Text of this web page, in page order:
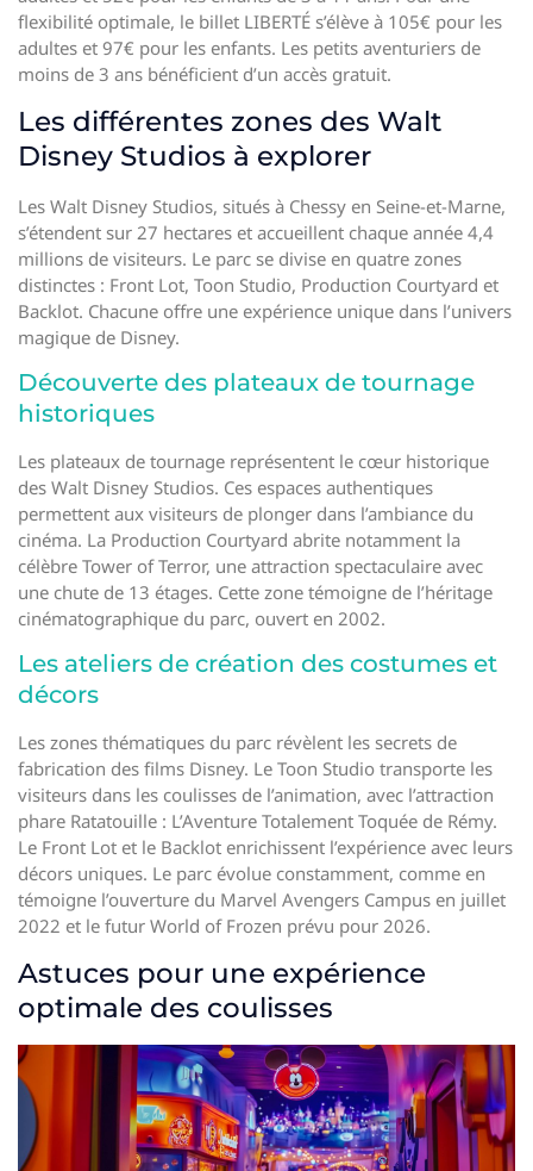
flexibilité optimale, le billet LIBERTÉ s’élève à 105€ pour les
adultes et 97€ pour les enfants. Les petits aventuriers de
moins de 3 ans bénéficient d’un accès gratuit.
Les différentes zones des Walt
Disney Studios à explorer
Les Walt Disney Studios, situés à Chessy en Seine-et-Marne,
s’étendent sur 27 hectares et accueillent chaque année 4,4
millions de visiteurs. Le parc se divise en quatre zones
distinctes : Front Lot, Toon Studio, Production Courtyard et
Backlot. Chacune offre une expérience unique dans l’univers
magique de Disney.
Découverte des plateaux de tournage
historiques
Les plateaux de tournage représentent le cœur historique
des Walt Disney Studios. Ces espaces authentiques
permettent aux visiteurs de plonger dans l’ambiance du
cinéma. La Production Courtyard abrite notamment la
célèbre Tower of Terror, une attraction spectaculaire avec
une chute de 13 étages. Cette zone témoigne de l’héritage
cinématographique du parc, ouvert en 2002.
Les ateliers de création des costumes et
décors
Les zones thématiques du parc révèlent les secrets de
fabrication des films Disney. Le Toon Studio transporte les
visiteurs dans les coulisses de l’animation, avec l’attraction
phare Ratatouille : L’Aventure Totalement Toquée de Rémy.
Le Front Lot et le Backlot enrichissent l’expérience avec leurs
décors uniques. Le parc évolue constamment, comme en
témoigne l’ouverture du Marvel Avengers Campus en juillet
2022 et le futur World of Frozen prévu pour 2026.
Astuces pour une expérience
optimale des coulisses